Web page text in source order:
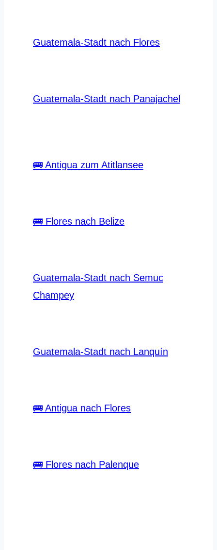
Guatemala-Stadt nach Flores
Guatemala-Stadt nach Panajachel
🚌 Antigua zum Atitlansee
🚌 Flores nach Belize
Guatemala-Stadt nach Semuc
Champey
Guatemala-Stadt nach Lanquín
🚌 Antigua nach Flores
🚌 Flores nach Palenque